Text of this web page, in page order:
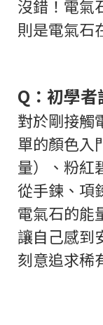
沒錯！電氣
則是電氣石
Q：初學
對於剛接觸
單的顏色入
量）、粉紅
從手鍊、項
電氣石的能
讓自己感到
刻意追求稀